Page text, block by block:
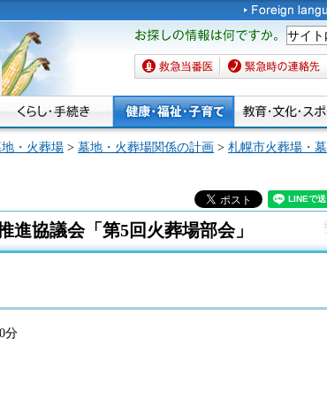
お探しの情報は何です
か。
救急当番医 緊急時の連絡先
・火葬場 > 墓地・火葬場関係の計画 > 札幌市火葬場・
協議会「第5回火葬場部会」
分